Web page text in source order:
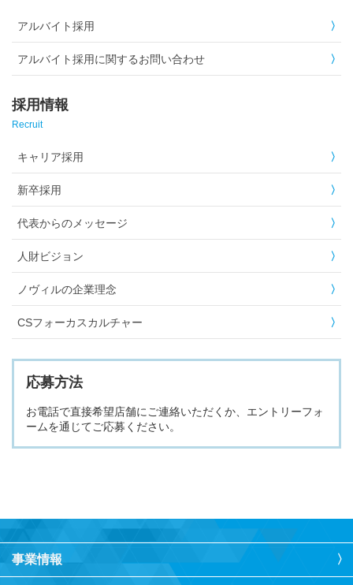
アルバイト採用
アルバイト採用に関するお問い合わせ
採用情報
Recruit
キャリア採用
新卒採用
代表からのメッセージ
人財ビジョン
ノヴィルの企業理念
CSフォーカスカルチャー
応募方法
お電話で直接希望店舗にご連絡いただくか、エントリーフォ
ームを通じてご応募ください。
事業情報